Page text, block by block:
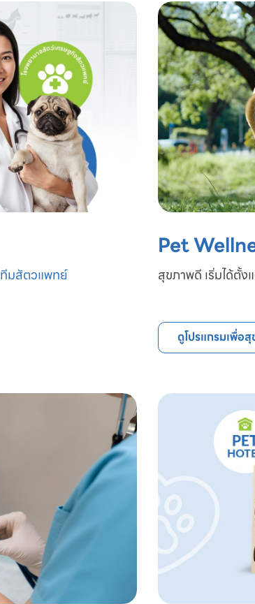
ทีมสัตวแพทย์
Pet
สุขภาพดี เริ่มได้ตั้ง
ดูโปรแกรมเพื่อ